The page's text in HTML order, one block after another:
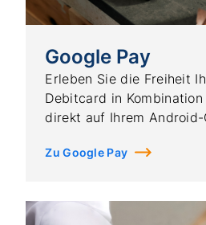
Google Pay
Erleben Sie die Freiheit
Debitcard in
direkt auf Ihrem Android-
Zu Google Pay